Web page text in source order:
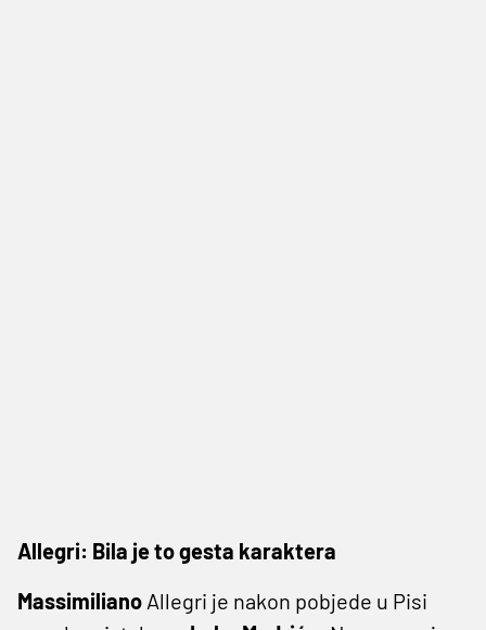
Allegri: Bila je to gesta karaktera
Massimiliano Allegri je nakon pobjede u Pisi